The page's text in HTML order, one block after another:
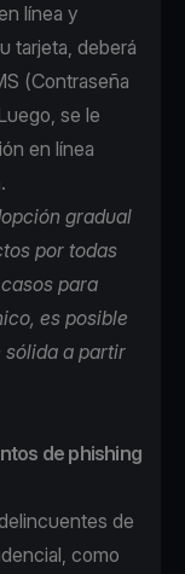
línea y
tarjeta, deberá
(Contraseña
se le
en línea
gradual
por todas
para
es posible
sólida a partir
de phishing
de
como